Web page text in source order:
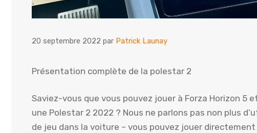
20 septembre 2022 par Patrick Launay
Présentation complète de la polestar 2
Saviez-vous que vous pouvez jouer à Forza Horizon 5
une Polestar 2 2022 ? Nous ne parlons pas non plus
de jeu dans la voiture – vous pouvez jouer